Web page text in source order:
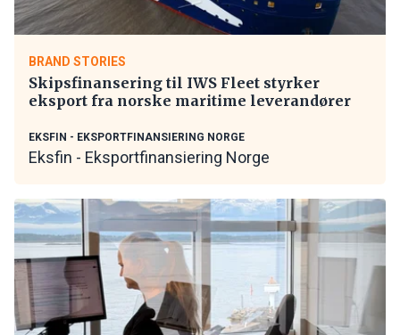
BRAND STORIES
Skipsfinansering til IWS Fleet styrker
eksport fra norske maritime leverandører
EKSFIN - EKSPORTFINANSIERING NORGE
Eksfin - Eksportfinansiering Norge